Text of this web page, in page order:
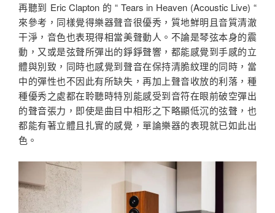
再聽到 Eric Clapton 的 “ Tears in Heaven (Acoustic Live) “
來參考，同樣覺得樂器聲音很優秀，質地鮮明且音質清澈
干淨，音色也表現得相當美聲動人。不論是琴弦本身的震
動，又或是弦聲所彈出的錚錚聲響，都能感覺到手感的立
體與別致，同時也感覺到聲音在保持清脆紋理的同時，當
中的彈性也不因此有所缺失，再加上聲音收放的利落，種
種優秀之處都在聆聽時特別能感受到音符在眼前破空彈出
的聲音張力，即使是曲目中相形之下略顯低沉的弦聲，也
都能有著立體且扎實的感覺，單論樂器的表現就已如此出
色。